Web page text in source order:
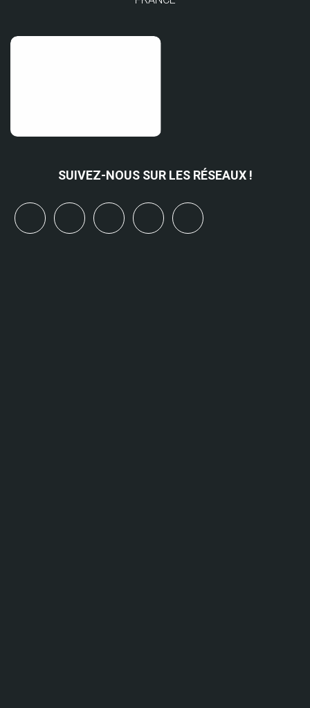
SUIVEZ-NOUS SUR LES RÉSEAUX !
linkedinyoutubebluesky mastodon